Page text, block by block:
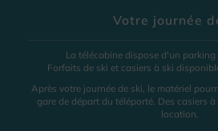
Votre journée
La télécabine dispose d'un
Forfaits de ski et casiers à ski
Après votre journée de ski, le matériel
gare de départ du téléporté. Des casiers
location.